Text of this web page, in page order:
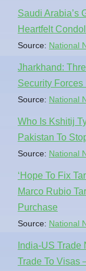
Saudi Arabia’s
Heartfelt
Source: National
Jharkhand:
Security Forces
Source: National
Who Is Kshitij
Pakistan To
Source: National
‘Hope To Fix
Marco Rubio
Purchase
Source: National
India-US
Trade To Visas